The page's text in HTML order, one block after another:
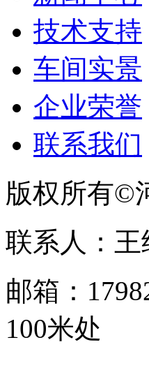
技术支持
车间实景
企业荣誉
联系我们
版权所有©
联系人：
邮箱：
100米处